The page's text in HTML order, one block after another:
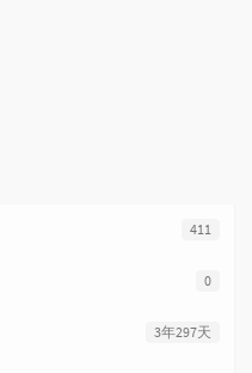
411
0
3年297天